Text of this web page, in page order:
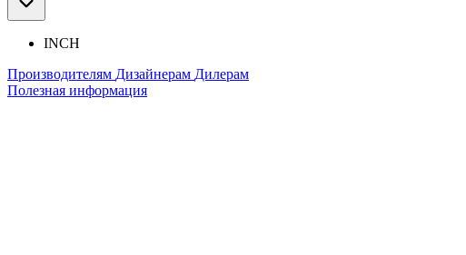
INCH
Производителям Дизайнерам Дилерам
Полезная информация